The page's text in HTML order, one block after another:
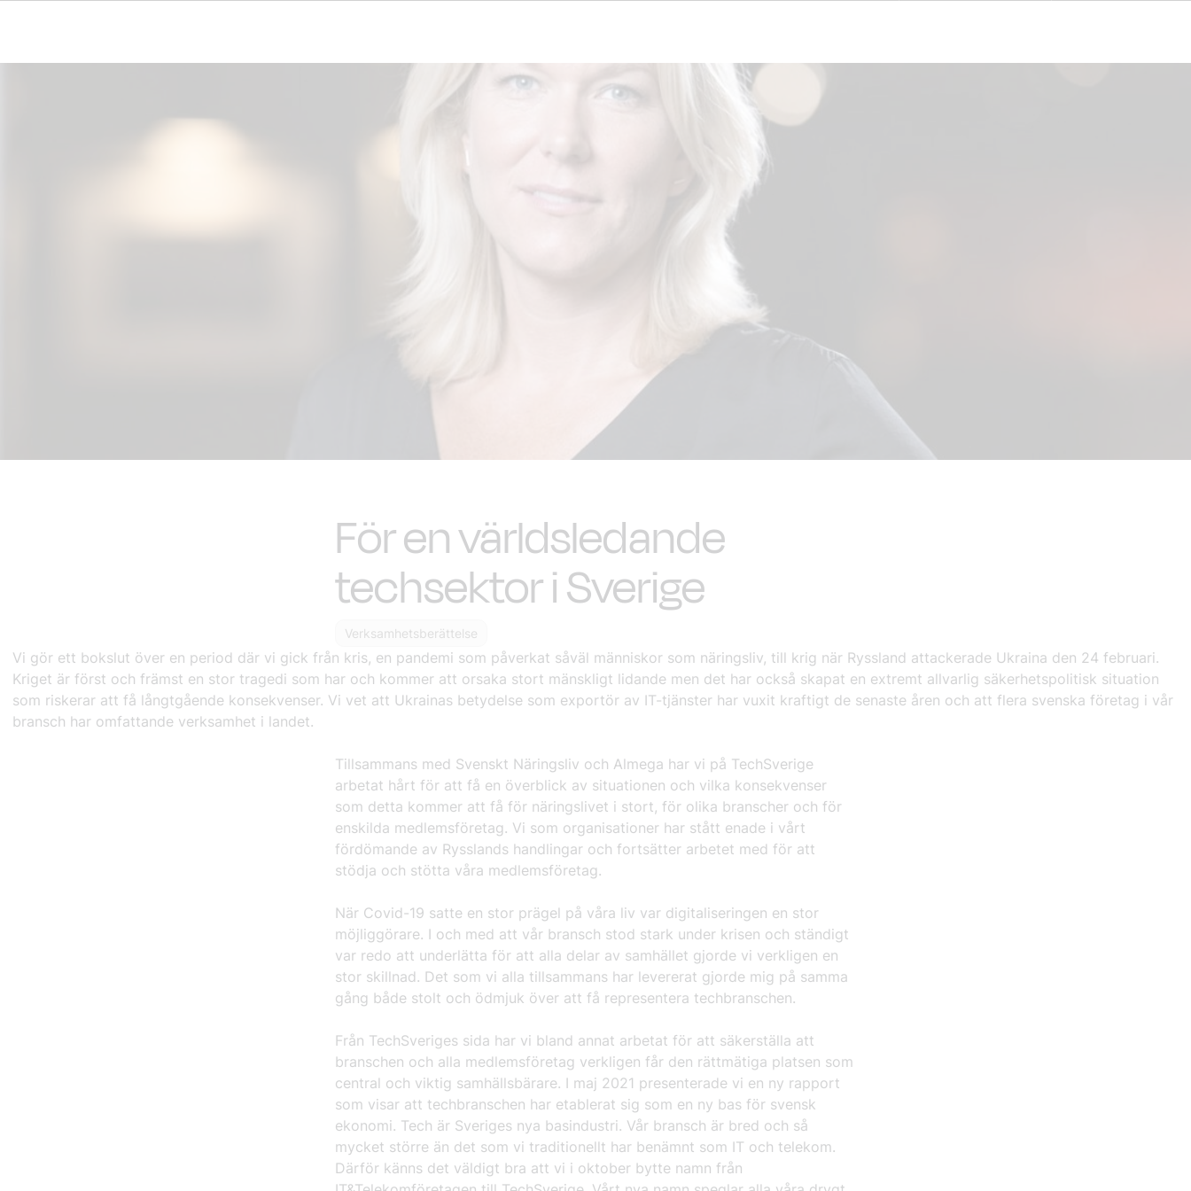
För en världsledande
techsektor i Sverige
Verksamhetsberättelse
Vi gör ett bokslut över en period där vi gick från kris, en pandemi som påverkat såväl människor som näringsliv, till krig när Ryssland attackerade Ukraina den 24 februari.
Kriget är först och främst en stor tragedi som har och kommer att orsaka stort mänskligt lidande men det har också skapat en extremt allvarlig säkerhetspolitisk situation
som riskerar att få långtgående konsekvenser. Vi vet att Ukrainas betydelse som exportör av IT-tjänster har vuxit kraftigt de senaste åren och att flera svenska företag i vår
bransch har omfattande verksamhet i landet.
Tillsammans med Svenskt Näringsliv och Almega har vi på TechSverige
arbetat hårt för att få en överblick av situationen och vilka konsekvenser
som detta kommer att få för näringslivet i stort, för olika branscher och för
enskilda medlemsföretag. Vi som organisationer har stått enade i vårt
fördömande av Rysslands handlingar och fortsätter arbetet med för att
stödja och stötta våra medlemsföretag.
När Covid-19 satte en stor prägel på våra liv var digitaliseringen en stor
möjliggörare. I och med att vår bransch stod stark under krisen och ständigt
var redo att underlätta för att alla delar av samhället gjorde vi verkligen en
stor skillnad. Det som vi alla tillsammans har levererat gjorde mig på samma
gång både stolt och ödmjuk över att få representera techbranschen.
Från TechSveriges sida har vi bland annat arbetat för att säkerställa att
branschen och alla medlemsföretag verkligen får den rättmätiga platsen som
central och viktig samhällsbärare. I maj 2021 presenterade vi en ny rapport
som visar att techbranschen har etablerat sig som en ny bas för svensk
ekonomi. Tech är Sveriges nya basindustri. Vår bransch är bred och så
mycket större än det som vi traditionellt har benämnt som IT och telekom.
Därför känns det väldigt bra att vi i oktober bytte namn från